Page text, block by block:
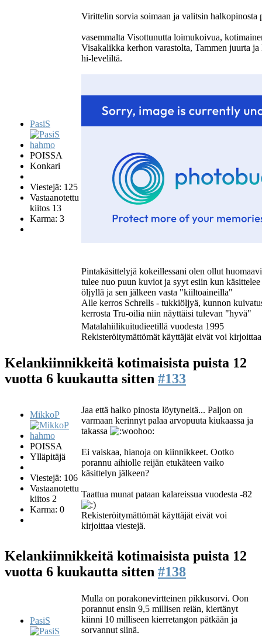
PasiS
POISSA
Konkari
Viestejä: 125
Vastaanotettu
kiitos 13
Karma: 3
Virittelin sorvia soimaan ja valitsin halkopinosta
vasemmalta Visottunutta loimukoivua,
Visakalikka kerhon varastolta, Tammen juurta
hi-leveliltä.
Pintakäsittelyjä kokeillessani olen ollut
tulee nuo puun kuviot ja syyt esiin kun
öljyllä ja sen jälkeen vasta "kiiltoaineilla"
Alle kerros Schrells - tukkiöljyä, kunnon
kerrosta Tru-oilia niin näyttäisi tulevan "hyvä"
Matalahiilikuitudieetillä vuodesta 1995
Rekisteröitymättömät käyttäjät eivät voi
Kelankiinnikkeitä kotimaisista puista 12
vuotta 6 kuukautta sitten #133
MikkoP
POISSA
Ylläpitäjä
Viestejä: 106
Vastaanotettu
kiitos 2
Karma: 0
Jaa että halko pinosta löytyneitä... Paljon on
varmaan kerinnyt palaa arvopuuta kiukaassa ja
takassa
Ei vaiskaa, hianoja on kiinnikkeet. Ootko
porannu aihiolle reijän etukäteen vaiko
käsittelyn jälkeen?
Taattua munat pataan kalareissua vuodesta -82
Rekisteröitymättömät käyttäjät eivät voi
kirjoittaa viestejä.
Kelankiinnikkeitä kotimaisista puista 12
vuotta 6 kuukautta sitten #138
PasiS
Mulla on porakonevirtteinen pikkusorvi. Oon
porannut ensin 9,5 millisen reiän, kiertänyt
kiinni 10 milliseen kierretangon pätkään ja
sorvannut siinä.